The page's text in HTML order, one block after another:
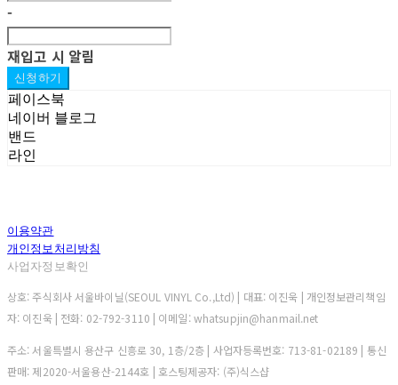
-
재입고 시 알림
신청하기
페이스북
네이버 블로그
밴드
라인
이용약관
개인정보처리방침
사업자정보확인
상호: 주식회사 서울바이닐(SEOUL VINYL Co.,Ltd) | 대표: 이진욱 | 개인정보관리책임
자: 이진욱 | 전화: 02-792-3110 | 이메일: whatsupjin@hanmail.net
주소: 서울특별시 용산구 신흥로 30, 1층/2층 | 사업자등록번호: 713-81-02189 | 통신
판매: 제2020-서울용산-2144호 | 호스팅제공자: (주)식스샵